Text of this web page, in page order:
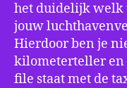
het duidelijk welk
jouw
Hierdoor ben je
kilometerteller en
file staat met de